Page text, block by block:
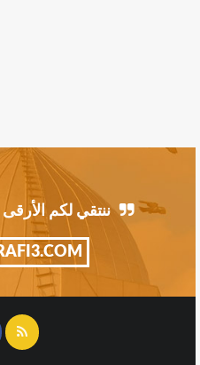
ننتقي لكم الأرقى